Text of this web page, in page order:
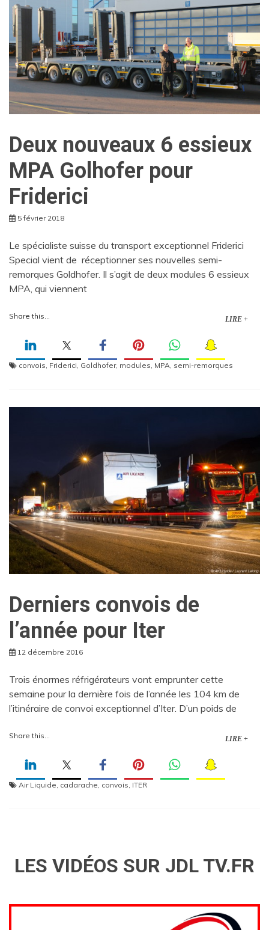
Deux nouveaux 6 essieux
MPA Golhofer pour
Friderici
5 février 2018
Le spécialiste suisse du transport exceptionnel Friderici
Special vient de réceptionner ses nouvelles semi-
remorques Goldhofer. Il s’agit de deux modules 6 essieux
MPA, qui viennent
Share this... LIRE +
convois, Friderici, Goldhofer, modules, MPA, semi-remorques
Derniers convois de
l’année pour Iter
12 décembre 2016
Trois énormes réfrigérateurs vont emprunter cette
semaine pour la dernière fois de l’année les 104 km de
l’itinéraire de convoi exceptionnel d’Iter. D’un poids de
Share this... LIRE +
Air Liquide, cadarache, convois, ITER
LES VIDÉOS SUR JDL TV.FR